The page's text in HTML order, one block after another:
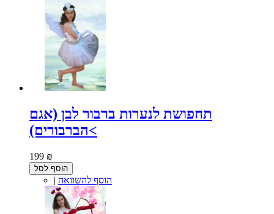
תחפושת לנערות ברבור לבן (אגם
הברבורים)<
199 ₪
הוסף לסל
| הוסף להשוואה